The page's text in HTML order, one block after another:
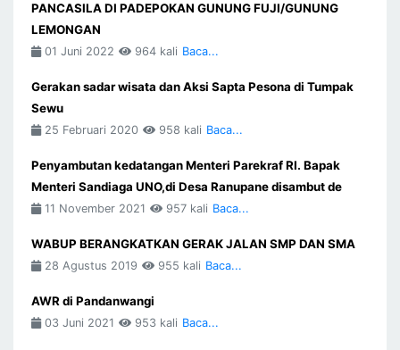
PANCASILA DI PADEPOKAN GUNUNG FUJI/GUNUNG
LEMONGAN
01 Juni 2022 964 kali Baca...
Gerakan sadar wisata dan Aksi Sapta Pesona di Tumpak
Sewu
25 Februari 2020 958 kali Baca...
Penyambutan kedatangan Menteri Parekraf RI. Bapak
Menteri Sandiaga UNO,di Desa Ranupane disambut de
11 November 2021 957 kali Baca...
WABUP BERANGKATKAN GERAK JALAN SMP DAN SMA
28 Agustus 2019 955 kali Baca...
AWR di Pandanwangi
03 Juni 2021 953 kali Baca...